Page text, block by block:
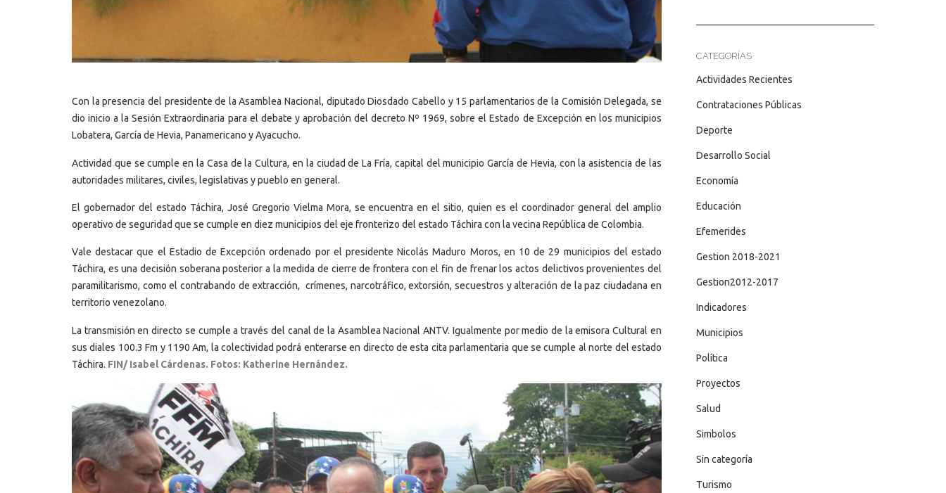
Con la presencia del presidente de la Asamblea Nacional, diputado Diosdado Cabello y 15 parlamentarios de la Comisión Delegada, se
dio inicio a la Sesión Extraordinaria para el debate y aprobación del decreto Nº 1969, sobre el Estado de Excepción en los municipios
Lobatera, García de Hevia, Panamericano y Ayacucho.
Actividad que se cumple en la Casa de la Cultura, en la ciudad de La Fría, capital del municipio García de Hevia, con la asistencia de las
autoridades militares, civiles, legislativas y pueblo en general.
El gobernador del estado Táchira, José Gregorio Vielma Mora, se encuentra en el sitio, quien es el coordinador general del amplio
operativo de seguridad que se cumple en diez municipios del eje fronterizo del estado Táchira con la vecina República de Colombia.
Vale destacar que el Estadio de Excepción ordenado por el presidente Nicolás Maduro Moros, en 10 de 29 municipios del estado
Táchira, es una decisión soberana posterior a la medida de cierre de frontera con el fin de frenar los actos delictivos provenientes del
paramilitarismo, como el contrabando de extracción, crímenes, narcotráfico, extorsión, secuestros y alteración de la paz ciudadana en
territorio venezolano.
La transmisión en directo se cumple a través del canal de la Asamblea Nacional ANTV. Igualmente por medio de la emisora Cultural en
sus diales 100.3 Fm y 1190 Am, la colectividad podrá enterarse en directo de esta cita parlamentaria que se cumple al norte del estado
Táchira. FIN/ Isabel Cárdenas. Fotos: Katherine Hernández.
CATEGORÍAS
Actividades Recientes
Contrataciones Públicas
Deporte
Desarrollo Social
Economía
Educación
Efemerides
Gestion 2018-2021
Gestion2012-2017
Indicadores
Municipios
Política
Proyectos
Salud
Simbolos
Sin categoría
Turismo